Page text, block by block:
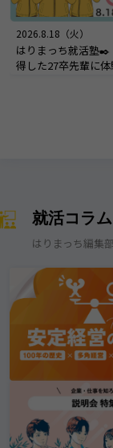
2026.8.18（火）
はりまっち就活塾✒️
得した27卒先輩に
就活コラム
はりまっち編集